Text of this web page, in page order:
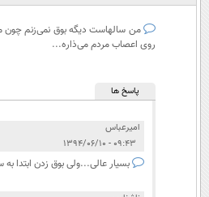
من سالهاست دیگه بوق نمی‌زنم چون
روی اعصاب مردم می‌ذاره...
پاسخ ها
امیرعباس
۰۹:۴۳ - ۱۳۹۴/۰۶/۱۰
بسیار عالی...ولی بوق زدن ابتدا